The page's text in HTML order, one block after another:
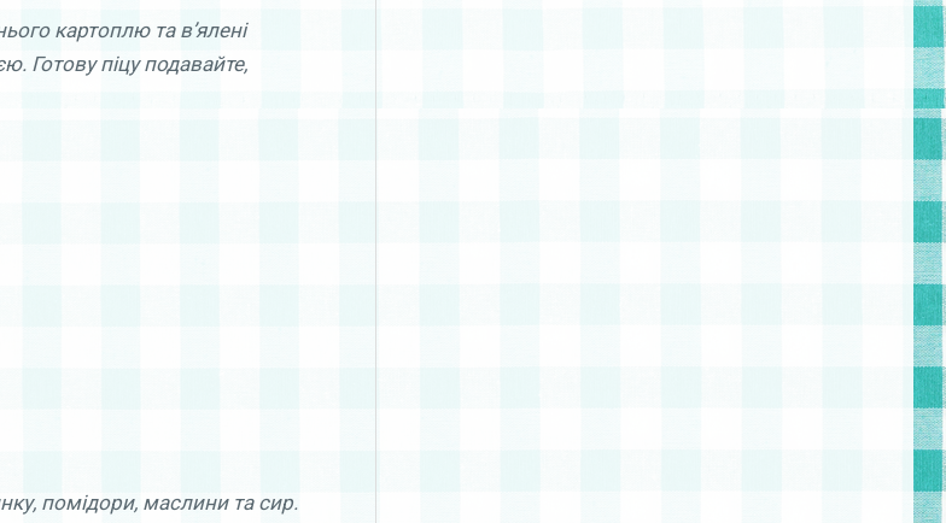
картоплю та в’ялені
Готову піцу подавайте,
помідори, маслини та сир.